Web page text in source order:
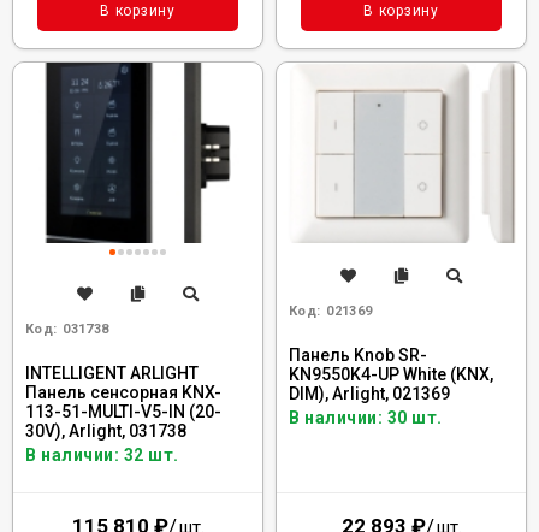
В корзину В корзину
Код: 031738
INTELLIGENT ARLIGHT
Панель сенсорная KNX-
113-51-MULTI-V5-IN (20-
30V), Arlight, 031738
В наличии: 32 шт.
115 810 ₽/шт.
Код: 021369
Панель Knob SR-
KN9550K4-UP White (KNX,
DIM), Arlight, 021369
В наличии: 30 шт.
22 893 ₽/шт.